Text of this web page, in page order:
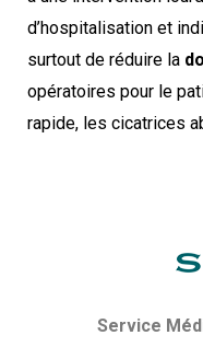
d’hospitalisation et
surtout de réduire la
opératoires pour le
rapide, les cicatrices
Service